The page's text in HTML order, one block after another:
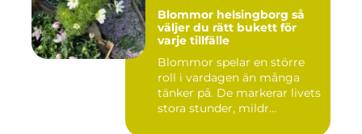
Blommor helsingborg så
väljer du rätt bukett för
varje tillfälle
Blommor spelar en större
roll i vardagen än många
tänker på. De markerar livets
stora stunder, mildr...